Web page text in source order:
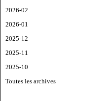
2026-02
2026-01
2025-12
2025-11
2025-10
Toutes les archives